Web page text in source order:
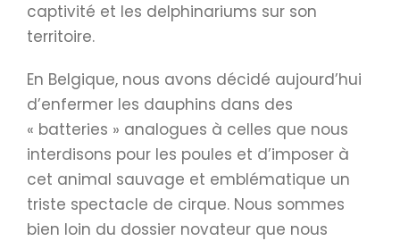
captivité et les delphinariums sur son
territoire.
En Belgique, nous avons décidé aujourd’hui
d’enfermer les dauphins dans des
« batteries » analogues à celles que nous
interdisons pour les poules et d’imposer à
cet animal sauvage et emblématique un
triste spectacle de cirque. Nous sommes
bien loin du dossier novateur que nous